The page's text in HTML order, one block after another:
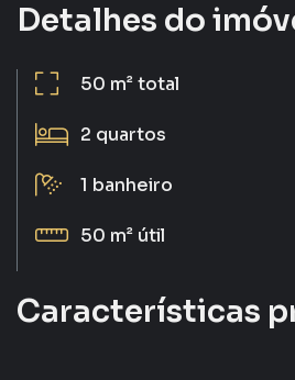
Detalhes do
50 m²total
2 quartos
1 banheiro
50 m² útil
Características